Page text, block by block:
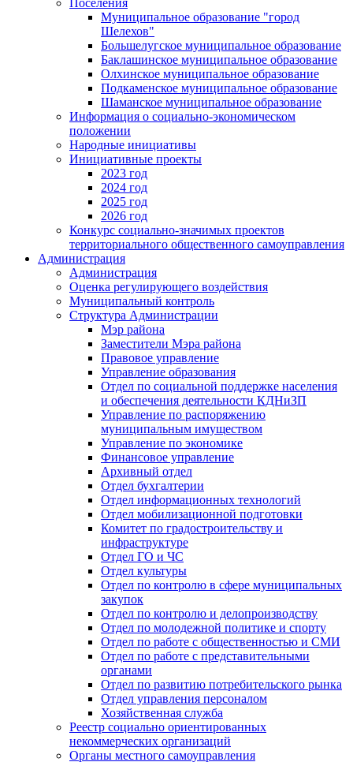
Муниципальное образование "город
Шелехов"
Большелугское муниципальное образование
Баклашинское муниципальное образование
Олхинское муниципальное образование
Подкаменское муниципальное образование
Шаманское муниципальное образование
Информация о социально-экономическом
положении
Народные инициативы
Инициативные проекты
2023 год
2024 год
2025 год
2026 год
Конкурс социально-значимых проектов
территориального общественного самоуправления
Администрация
Администрация
Оценка регулирующего воздействия
Муниципальный контроль
Структура Администрации
Мэр района
Заместители Мэра района
Правовое управление
Управление образования
Отдел по социальной поддержке населения
и обеспечения деятельности КДНиЗП
Управление по распоряжению
муниципальным имуществом
Управление по экономике
Финансовое управление
Архивный отдел
Отдел бухгалтерии
Отдел информационных технологий
Отдел мобилизационной подготовки
Комитет по градостроительству и
инфраструктуре
Отдел ГО и ЧС
Отдел культуры
Отдел по контролю в сфере муниципальных
закупок
Отдел по контролю и делопроизводству
Отдел по молодежной политике и спорту
Отдел по работе с общественностью и СМИ
Отдел по работе с представительными
органами
Отдел по развитию потребительского рынка
Отдел управления персоналом
Хозяйственная служба
Реестр социально ориентированных
некоммерческих организаций
Органы местного самоуправления